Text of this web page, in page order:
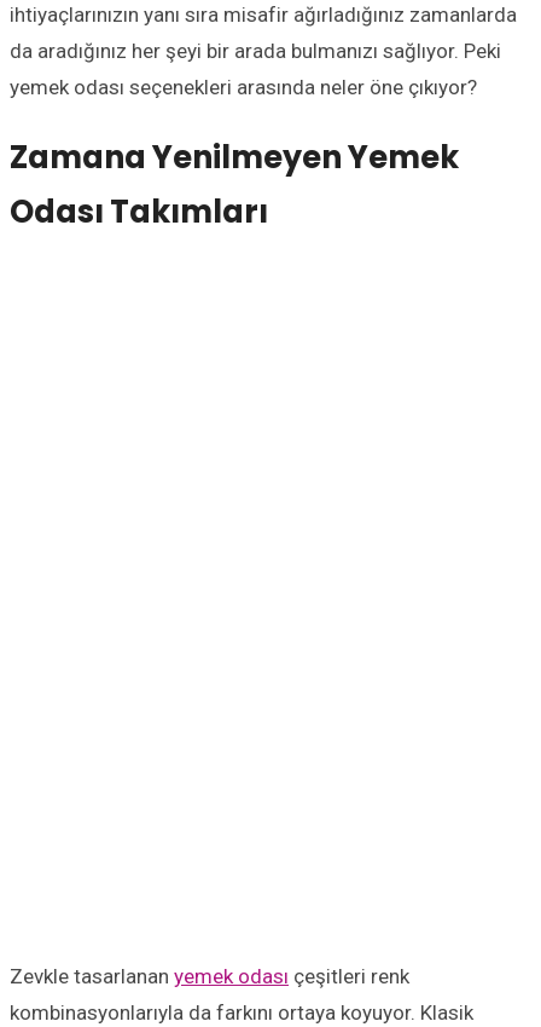
ihtiyaçlarınızın yanı sıra misafir ağırladığınız zamanlarda
da aradığınız her şeyi bir arada bulmanızı sağlıyor. Peki
yemek odası seçenekleri arasında neler öne çıkıyor?
Zamana Yenilmeyen Yemek
Odası Takımları
Zevkle tasarlanan yemek odası çeşitleri renk
kombinasyonlarıyla da farkını ortaya koyuyor. Klasik